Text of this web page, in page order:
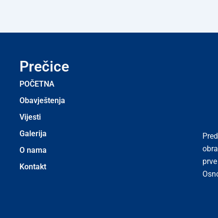
Prečice
POČETNA
Obavještenja
Vijesti
Galerija
O nama
Kontakt